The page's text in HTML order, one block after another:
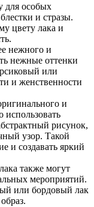
для особых
и стразы.
цвету лака и
нежного и
нежные оттенки
или
и женственности
и
рисунок,
узор. Такой
и создавать яркий
также могут
мероприятий.
или бордовый лак